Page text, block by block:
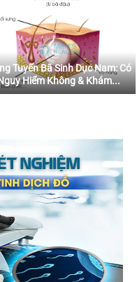
Tuyến Bã Sinh Dục Nam: Có
Hiểm Không & Khám...